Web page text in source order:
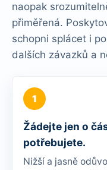
naopak
přiměřená.
schopni splácet i
dalších závazků a
Žádejte jen o
potřebujete.
Nižší a jasně